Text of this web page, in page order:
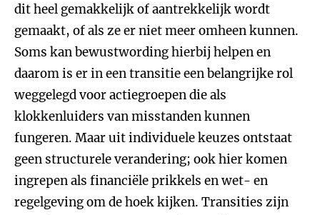
dit heel gemakkelijk of aantrekkelijk wordt
gemaakt, of als ze er niet meer omheen kunnen.
Soms kan bewustwording hierbij helpen en
daarom is er in een transitie een belangrijke rol
weggelegd voor actiegroepen die als
klokkenluiders van misstanden kunnen
fungeren. Maar uit individuele keuzes ontstaat
geen structurele verandering; ook hier komen
ingrepen als financiële prikkels en wet- en
regelgeving om de hoek kijken. Transities zijn